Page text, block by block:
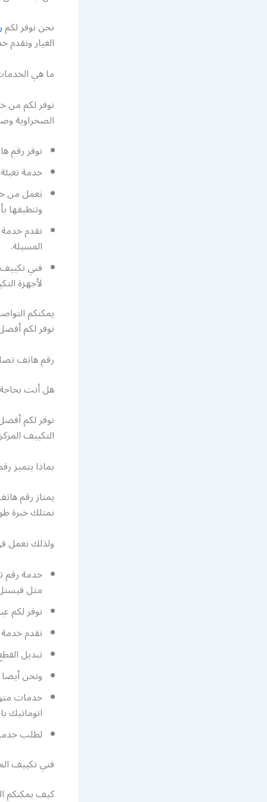
نحن نوفر لكم
الغيار ونقدم
ما هي
نوفر لكم من
الصحراوية
نوفر رقم
خدمة
نعمل من
وتنظيفها
نقدم
المسيلة.
فني
لأجهزة
يمكنكم
نوفر لكم
رقم هاتف
هل أنت
نوفر لكم
التكييف
بماذا يتميز
يمتاز رقم
نمتلك خبرة
ولذلك نعمل
خدمة رقم
مثل
نوفر لكم
نقدم
تبديل
ونحن
خدمات
اتوماتيك
لطلب
فني تكييف
كيف يمكنكم